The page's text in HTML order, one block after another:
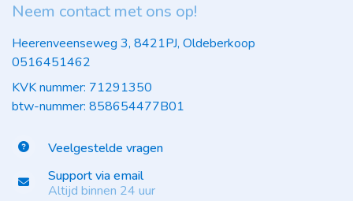
Neem contact met ons op!
Heerenveenseweg 3, 8421PJ, Oldeberkoop
0516451462
KVK nummer: 71291350
btw-nummer: 858654477B01
Veelgestelde vragen
Support via email
Altijd binnen 24 uur